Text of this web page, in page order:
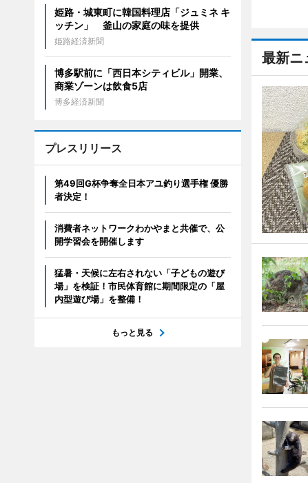
最新ニ
姫路・城東町に韓国料理店「ジュミネ キ
ッチン」 釜山の家庭の味を提供
姫路経済新聞
博多駅前に「西日本シティビル」開業、
商業ゾーンは飲食5店
博多経済新聞
プレスリリース
第49回G杯争奪全日本アユ釣り選手権 優勝
者決定！
消費者ネットワークわかやまと共催で、公
開学習会を開催します
猛暑・天候に左右されない「子どもの遊び
場」を検証！市民体育館に期間限定の「屋
内型遊び場」を整備！
もっと見る